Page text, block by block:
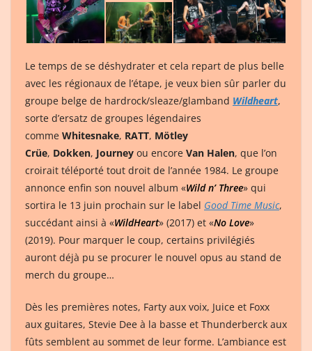
Le temps de se déshydrater et cela repart de plus belle
avec les régionaux de l’étape, je veux bien sûr parler du
groupe belge de hardrock/sleaze/glamband Wildheart,
sorte d’ersatz de groupes légendaires
comme Whitesnake, RATT, Mötley
Crüe, Dokken, Journey ou encore Van Halen, que l’on
croirait téléporté tout droit de l’année 1984. Le groupe
annonce enfin son nouvel album «Wild n’ Three» qui
sortira le 13 juin prochain sur le label Good Time Music,
succédant ainsi à «WildHeart» (2017) et «No Love»
(2019). Pour marquer le coup, certains privilégiés
auront déjà pu se procurer le nouvel opus au stand de
merch du groupe…
Dès les premières notes, Farty aux voix, Juice et Foxx
aux guitares, Stevie Dee à la basse et Thunderberck aux
fûts semblent au sommet de leur forme. L’ambiance est